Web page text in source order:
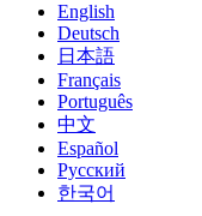
Colaboración
Colabora e itera
Descargar Unity
Planes y precios
Implementar
Multiplataforma
Capacitación envolvente
Capacitación en entornos
Experiencias del cliente
Crea experiencias
Industrias
Fabricación
Herramientas para
Versiones de
Hoja de ruta
Revisar características
Glosario
Eventos
Eventos globales y locales
Historias de la comunidad
Hecho con Unity
Presentando a los
Capacitación profesional
Mejora tu equipo con
¿No tienes experiencia
Primeros pasos
Pon en marcha tu
Rutas esenciales de Unity
Planes de éxito
Alcanza tus metas más
PREGUNTAS
Respuestas a preguntas
Contáctanos
Conéctate con nuestro
English
Deutsch
日本語
Français
Português
中文
Español
Русский
한국어